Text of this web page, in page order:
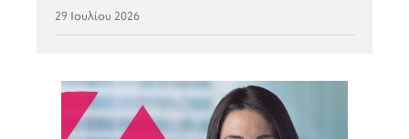
29 Ιουλίου 2026